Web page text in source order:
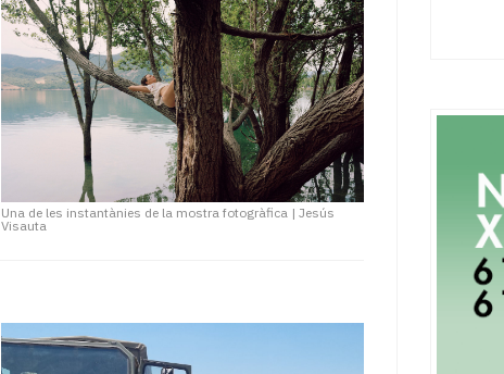
Una de les instantànies de la mostra fotogràfica |Jesús
Visauta